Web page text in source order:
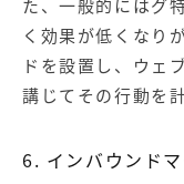
た、一般的にはグ
く効果が低くなり
ドを設置し、ウェ
講じてその行動を
6. インバウンド